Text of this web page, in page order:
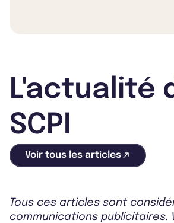
L'actualité
SCPI
Voir tous les articles
Tous ces articles sont
communications publicitaires.